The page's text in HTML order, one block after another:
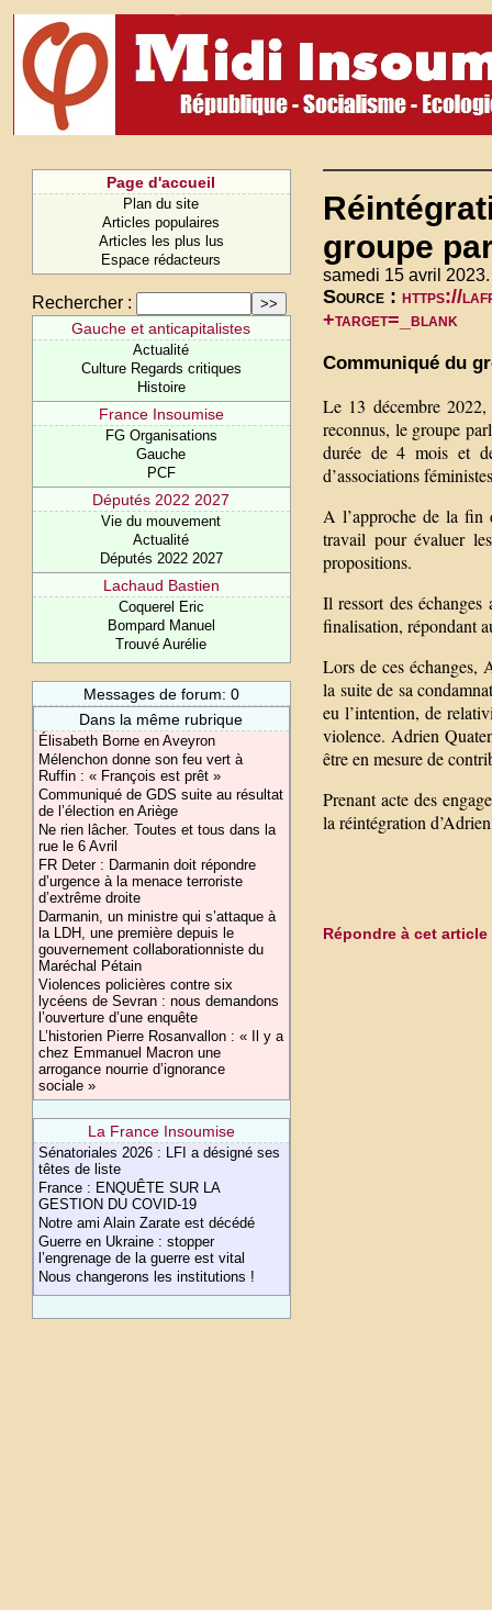
Page d'accueil
Plan du site
Articles populaires
Articles les plus lus
Espace rédacteurs
Rechercher :
Gauche et anticapitalistes
Actualité
Culture Regards critiques
Histoire
France Insoumise
FG Organisations
Gauche
PCF
Députés 2022 2027
Vie du mouvement
Actualité
Députés 2022 2027
Lachaud Bastien
Coquerel Eric
Bompard Manuel
Trouvé Aurélie
Messages de forum: 0
Dans la même rubrique
Élisabeth Borne en Aveyron
Mélenchon donne son feu vert à
Ruffin : « François est prêt »
Communiqué de GDS suite au résultat
de l’élection en Ariège
Ne rien lâcher. Toutes et tous dans la
rue le 6 Avril
FR Deter : Darmanin doit répondre
d’urgence à la menace terroriste
d’extrême droite
Darmanin, un ministre qui s’attaque à
la LDH, une première depuis le
gouvernement collaborationniste du
Maréchal Pétain
Violences policières contre six
lycéens de Sevran : nous demandons
l’ouverture d’une enquête
L’historien Pierre Rosanvallon : « Il y a
chez Emmanuel Macron une
arrogance nourrie d’ignorance
sociale »
La France Insoumise
Sénatoriales 2026 : LFI a désigné ses
têtes de liste
France : ENQUÊTE SUR LA
GESTION DU COVID-19
Notre ami Alain Zarate est décédé
Guerre en Ukraine : stopper
l’engrenage de la guerre est vital
Nous changerons les institutions !
groupe
samedi 15 avril 2023.
Source : https://
+target=_blank
Communiqué du
Le 13 décembre
reconnus, le groupe
durée de 4 mois et
d’associations
A l’approche de la fin
travail pour évaluer
propositions.
Il ressort des
finalisation, répondant
Lors de ces échanges,
la suite de sa
eu l’intention, de
violence. Adrien
être en mesure de
Prenant acte des
la réintégration
Répondre à cet article